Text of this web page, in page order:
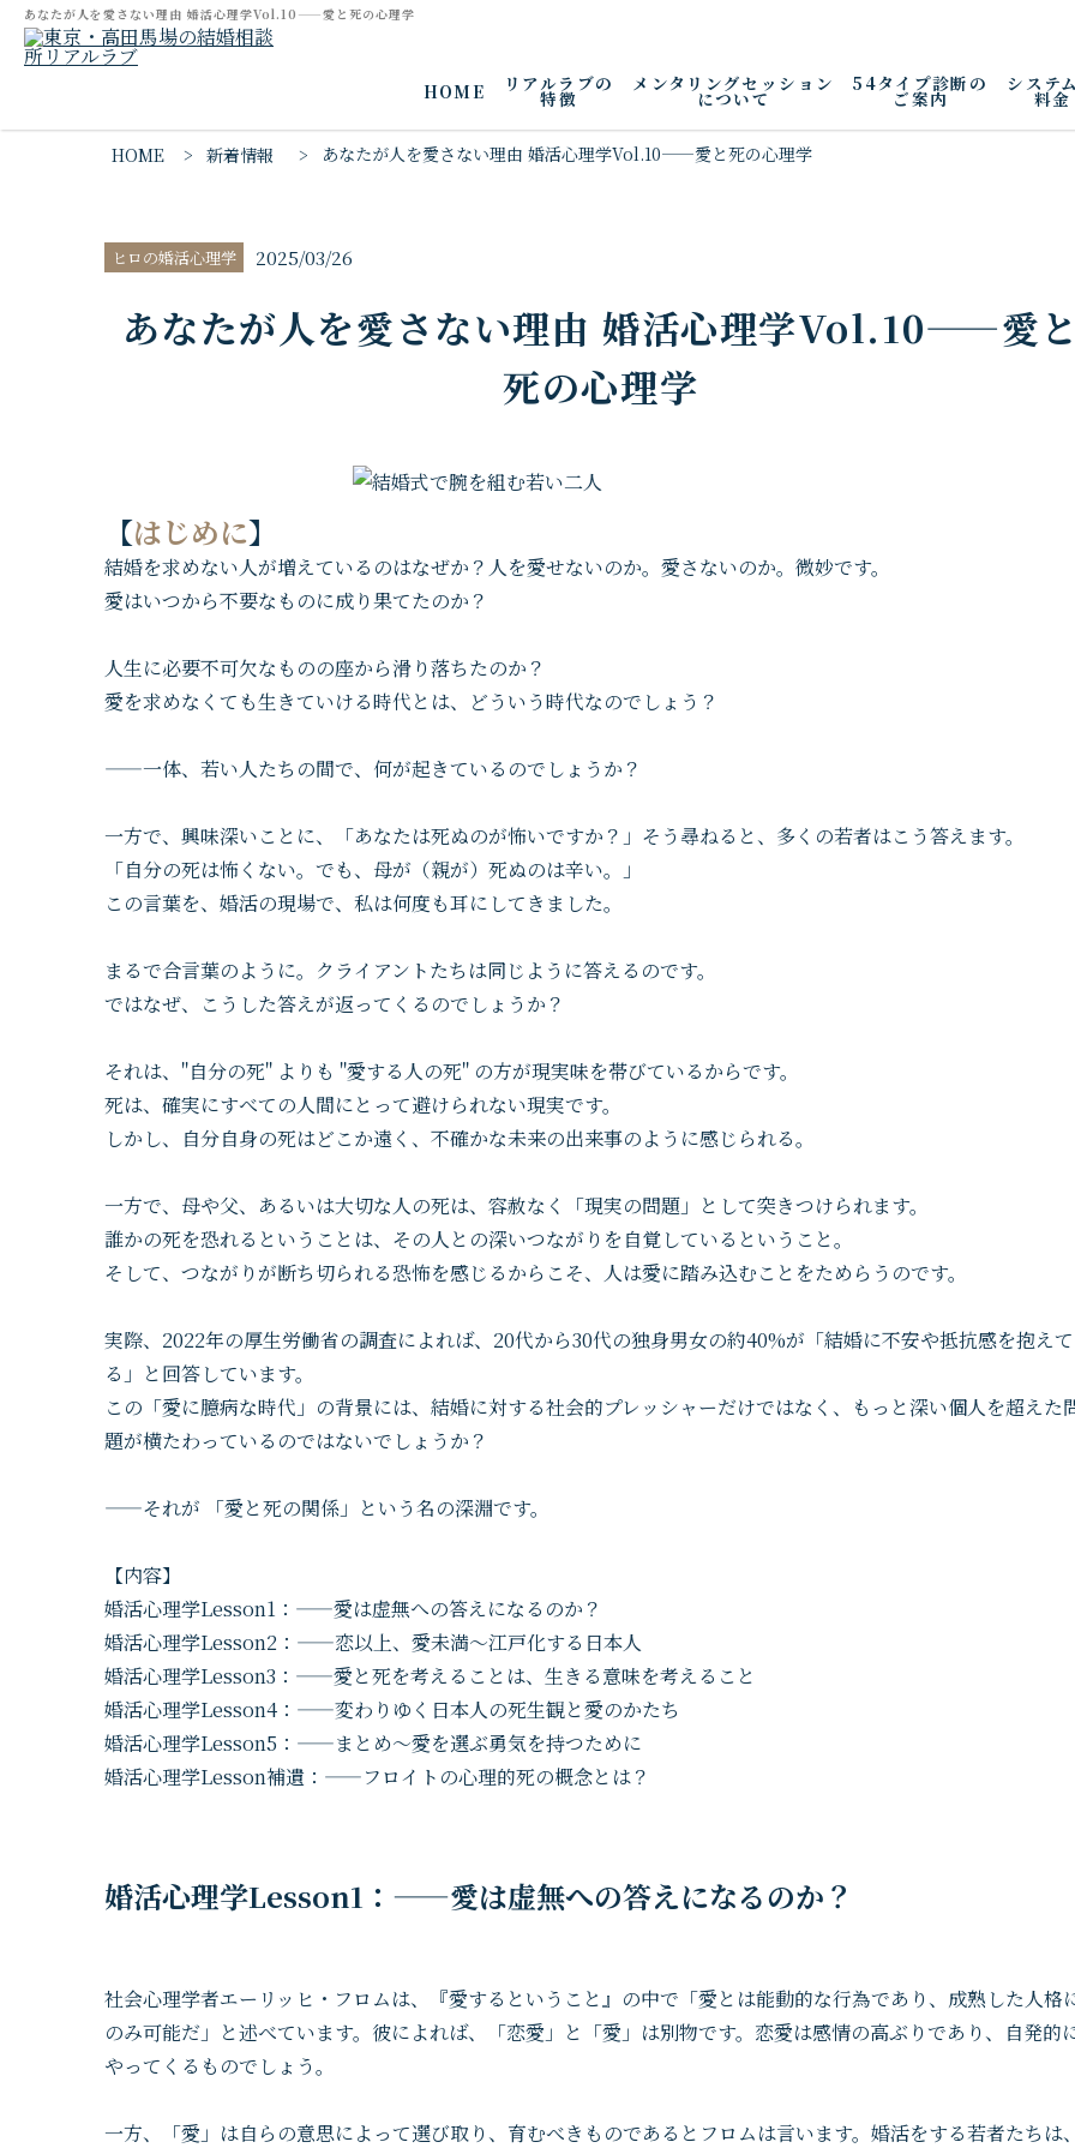
あなたが人を愛さない理由 婚活心理学Vol.10——愛と死の心理学
HOME リアルラブの
特徴
メンタリングセッション
について
54タイプ診断の
ご案内
システ
料金
HOME 新着情報 あなたが人を愛さない理由 婚活心理学Vol.10——愛と死の心理学
ヒロの婚活心理学 2025/03/26
あなたが人を愛さない理由 婚活心理学Vol.10——愛
死の心理学
【はじめに】
結婚を求めない人が増えているのはなぜか？人を愛せないのか。愛さないのか。微妙です。
愛はいつから不要なものに成り果てたのか？
人生に必要不可欠なものの座から滑り落ちたのか？
愛を求めなくても生きていける時代とは、どういう時代なのでしょう？
——一体、若い人たちの間で、何が起きているのでしょうか？
一方で、興味深いことに、「あなたは死ぬのが怖いですか？」そう尋ねると、多くの若者はこう答えます。
「自分の死は怖くない。でも、母が（親が）死ぬのは辛い。」
この言葉を、婚活の現場で、私は何度も耳にしてきました。
まるで合言葉のように。クライアントたちは同じように答えるのです。
ではなぜ、こうした答えが返ってくるのでしょうか？
それは、"自分の死" よりも "愛する人の死" の方が現実味を帯びているからです。
死は、確実にすべての人間にとって避けられない現実です。
しかし、自分自身の死はどこか遠く、不確かな未来の出来事のように感じられる。
一方で、母や父、あるいは大切な人の死は、容赦なく「現実の問題」として突きつけられます。
誰かの死を恐れるということは、その人との深いつながりを自覚しているということ。
そして、つながりが断ち切られる恐怖を感じるからこそ、人は愛に踏み込むことをためらうのです。
実際、2022年の厚生労働省の調査によれば、20代から30代の独身男女の約40%が「結婚に不安や抵抗感を抱え
る」と回答しています。
この「愛に臆病な時代」の背景には、結婚に対する社会的プレッシャーだけではなく、もっと深い個人を超えた
題が横たわっているのではないでしょうか？
——それが 「愛と死の関係」という名の深淵です。
【内容】
婚活心理学Lesson1：——愛は虚無への答えになるのか？
婚活心理学Lesson2：——恋以上、愛未満～江戸化する日本人
婚活心理学Lesson3：——愛と死を考えることは、生きる意味を考えること
婚活心理学Lesson4：——変わりゆく日本人の死生観と愛のかたち
婚活心理学Lesson5：——まとめ〜愛を選ぶ勇気を持つために
婚活心理学Lesson補遺：——フロイトの心理的死の概念とは？
婚活心理学Lesson1：——愛は虚無への答えになるのか？
社会心理学者エーリッヒ・フロムは、『愛するということ』の中で「愛とは能動的な行為であり、成熟した人格
のみ可能だ」と述べています。彼によれば、「恋愛」と「愛」は別物です。恋愛は感情の高ぶりであり、自発的
やってくるものでしょう。
一方、「愛」は自らの意思によって選び取り、育むべきものであるとフロムは言います。婚活をする若者たちは